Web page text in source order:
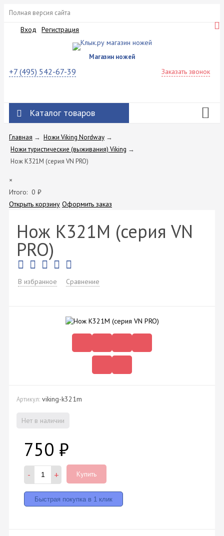
Полная версия сайта
Вход Регистрация
Магазин ножей
+7 (495) 542-67-39 Заказать звонок
Каталог товаров
Главная → Ножи Viking Nordway →
Ножи туристические (выживания) Viking →
Нож K321M (серия VN PRO)
×
Итого: 0 ₽
Открыть корзину Оформить заказ
Нож K321M (серия VN
PRO)
В избранное Сравнение
Артикул: viking-k321m
Нет в наличии
750 ₽
- + Купить